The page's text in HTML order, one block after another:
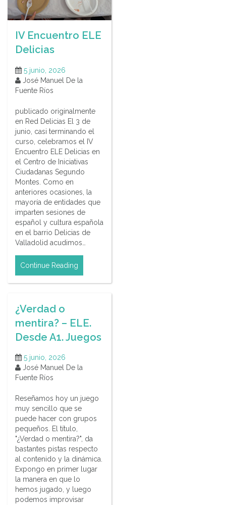
IV Encuentro ELE
Delicias
5 junio, 2026
José Manuel De la
Fuente Ríos
publicado originalmente
en Red Delicias El 3 de
junio, casi terminando el
curso, celebramos el IV
Encuentro ELE Delicias en
el Centro de Iniciativas
Ciudadanas Segundo
Montes. Como en
anteriores ocasiones, la
mayoría de entidades que
imparten sesiones de
español y cultura española
en el barrio Delicias de
Valladolid acudimos…
Continue Reading
¿Verdad o
mentira? – ELE.
Desde A1. Juegos
5 junio, 2026
José Manuel De la
Fuente Ríos
Reseñamos hoy un juego
muy sencillo que se
puede hacer con grupos
pequeños. El título,
"¿Verdad o mentira?", da
bastantes pistas respecto
al contenido y la dinámica.
Expongo en primer lugar
la manera en que lo
hemos jugado, y luego
podemos improvisar